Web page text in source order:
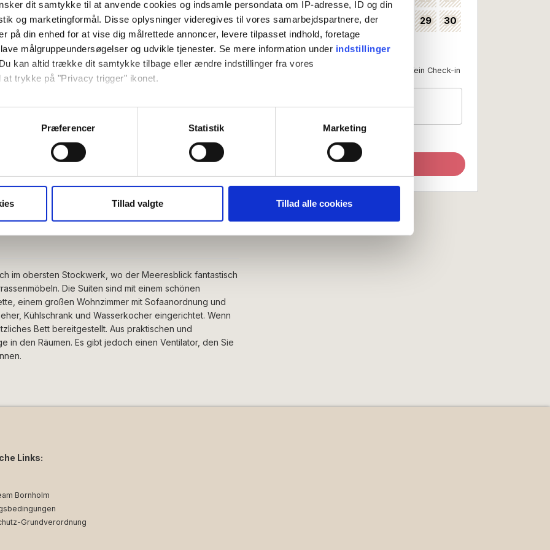
dit samtykke til at anvende cookies og indsamle persondata om IP-adresse, ID og din
og marketingformål. Disse oplysninger videregives til vores samarbejdspartnere, der
på din enhed for at vise dig målrettede annoncer, levere tilpasset indhold, foretage
målgruppeundersøgelser og udvikle tjenester. Se mere information under indstillinger
kan altid trække dit samtykke tilbage eller ændre indstillinger fra vores
at trykke på "Privacy trigger" ikonet.
gerne:
om din placering, der kan være nøjagtig inden for få meter
baseret på en scanning af dens unikke karakteristika (fingerprinting)
vores indhold og annoncer, til at vise dig funktioner til sociale medier og til at analysere
om din brug af vores hjemmeside med vores partnere inden for sociale medier,
Præferencer Statistik Marketing
Tillad valgte Tillad alle cookies
im obersten Stockwerk, wo der Meeresblick fantastisch
Die Suiten sind mit einem schönen
einem großen Wohnzimmer mit Sofaanordnung und
Kühlschrank und Wasserkocher eingerichtet. Wenn
Bett bereitgestellt. Aus praktischen und
in den Räumen. Es gibt jedoch einen Ventilator, den Sie
35 24 25 26 27 29 30
36 31
Kein Check-in
Suche aktualisieren
Links:
Bornholm
Grundverordnung